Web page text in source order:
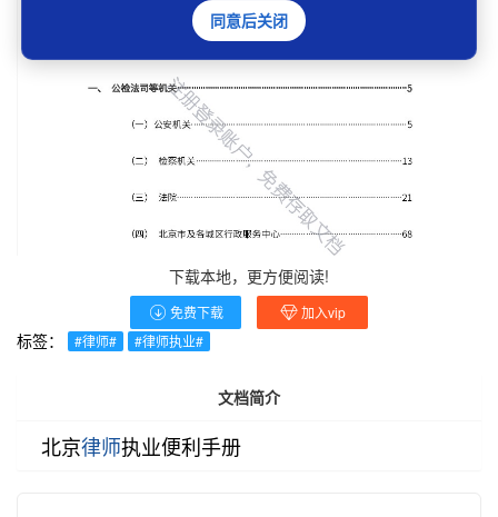
下载本地，更方便阅读!
免费下载 加入vip
标签： #律师# #律师执业#
文档简介
北京律师执业便利手册
同意后关闭